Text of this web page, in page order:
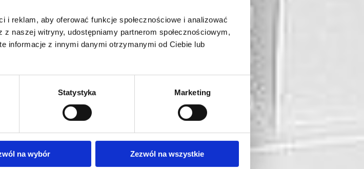
reklam, aby oferować funkcje społecznościowe i analizować
naszej witryny, udostępniamy partnerom społecznościowym,
informacje z innymi danymi otrzymanymi od Ciebie lub
Statystyka Marketing
na wybór Zezwól na wszystkie